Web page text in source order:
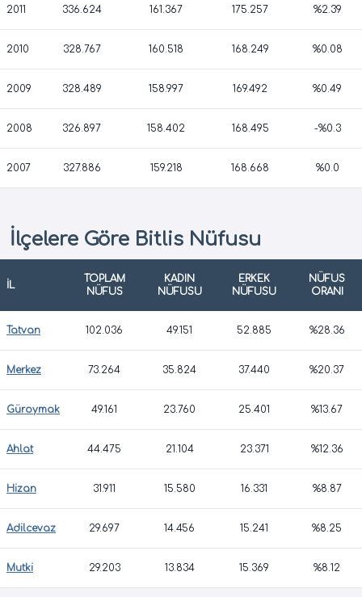
2011 336.624 161.367 175.257 %2.39
2010 328.767 160.518 168.249 %0.08
2009 328.489 158.997 169.492 %0.49
2008 326.897 158.402 168.495 -%0.3
2007 327.886 159.218 168.668 %0.0
İlçelere Göre Bitlis Nüfusu
İL
TOPLAM
NÜFUS
KADIN
NÜFUSU
ERKEK
NÜFUSU
NÜFUS
ORANI
Tatvan 102.036 49.151 52.885 %28.36
Merkez 73.264 35.824 37.440 %20.37
Güroymak 49.161 23.760 25.401 %13.67
Ahlat 44.475 21.104 23.371 %12.36
Hizan 31.911 15.580 16.331 %8.87
Adilcevaz 29.697 14.456 15.241 %8.25
Mutki 29.203 13.834 15.369 %8.12